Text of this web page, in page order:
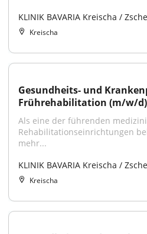
KLINIK BAVARIA Kreischa /
Kreischa
Gesundheits- und
Frührehabilitation (m/w/d)
Als eine der führenden
Rehabilitationseinrichtungen
mehr...
KLINIK BAVARIA Kreischa /
Kreischa